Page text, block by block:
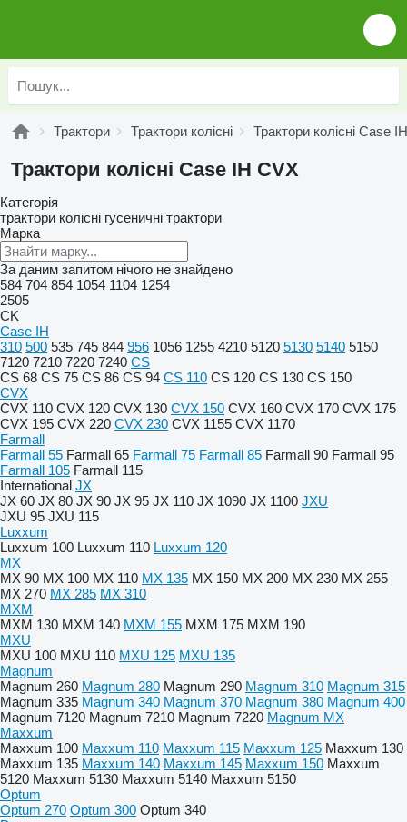
Трактори Трактори колісні Трактори колісні Case IH
Трактори колісні Case IH CVX
Категорія
трактори колісні гусеничні трактори
Марка
За даним запитом нічого не знайдено
584 704 854 1054 1104 1254
2505
CK
Case IH
310 500 535 745 844 956 1056 1255 4210 5120 5130 5140 5150
7120 7210 7220 7240 CS
CS 68 CS 75 CS 86 CS 94 CS 110 CS 120 CS 130 CS 150
CVX
CVX 110 CVX 120 CVX 130 CVX 150 CVX 160 CVX 170 CVX 175
CVX 195 CVX 220 CVX 230 CVX 1155 CVX 1170
Farmall
Farmall 55 Farmall 65 Farmall 75 Farmall 85 Farmall 90 Farmall 95
Farmall 105 Farmall 115
International JX
JX 60 JX 80 JX 90 JX 95 JX 110 JX 1090 JX 1100 JXU
JXU 95 JXU 115
Luxxum
Luxxum 100 Luxxum 110 Luxxum 120
MX
MX 90 MX 100 MX 110 MX 135 MX 150 MX 200 MX 230 MX 255
MX 270 MX 285 MX 310
MXM
MXM 130 MXM 140 MXM 155 MXM 175 MXM 190
MXU
MXU 100 MXU 110 MXU 125 MXU 135
Magnum
Magnum 260 Magnum 280 Magnum 290 Magnum 310 Magnum 315
Magnum 335 Magnum 340 Magnum 370 Magnum 380 Magnum 400
Magnum 7120 Magnum 7210 Magnum 7220 Magnum MX
Maxxum
Maxxum 100 Maxxum 110 Maxxum 115 Maxxum 125 Maxxum 130
Maxxum 135 Maxxum 140 Maxxum 145 Maxxum 150 Maxxum
5120 Maxxum 5130 Maxxum 5140 Maxxum 5150
Optum
Optum 270 Optum 300 Optum 340